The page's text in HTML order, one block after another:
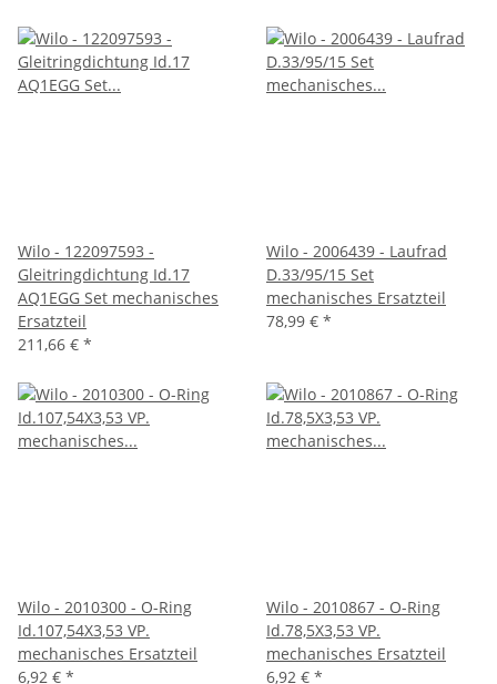
Wilo - 122097593 -
Gleitringdichtung Id.17
AQ1EGG Set mechanisches
Ersatzteil
211,66 € *
Wilo - 2006439 - Laufrad
D.33/95/15 Set
mechanisches Ersatzteil
78,99 € *
Wilo - 2010300 - O-Ring
Id.107,54X3,53 VP.
mechanisches Ersatzteil
6,92 € *
Wilo - 2010867 - O-Ring
Id.78,5X3,53 VP.
mechanisches Ersatzteil
6,92 € *